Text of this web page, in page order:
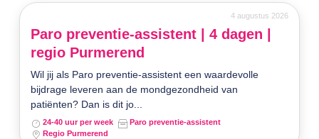
4 augustus 2026
Paro preventie-assistent | 4 dagen |
regio Purmerend
Wil jij als Paro preventie-assistent een waardevolle
bijdrage leveren aan de mondgezondheid van
patiënten? Dan is dit jo...
24-40 uur per week
Paro preventie-assistent
Regio Purmerend